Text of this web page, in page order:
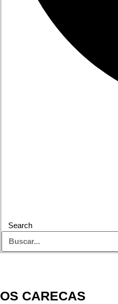
Search
OS CARECAS